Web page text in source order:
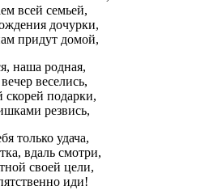
всей семьей,
дочурки,
придут домой,
наша родная,
веселись,
скорей подарки,
резвись,
только удача,
вдаль смотри,
своей цели,
иди!